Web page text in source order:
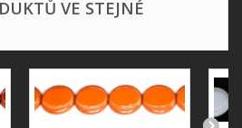
VE STEJNÉ